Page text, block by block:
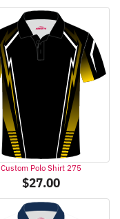
Custom Polo Shirt 275
$27.00